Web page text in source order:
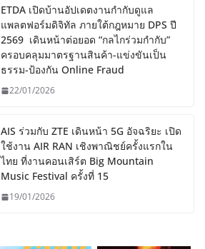
ETDA เปิดบ้านอัปเดตงานกำกับดูแล
แพลตฟอร์มดิจิทัล ภายใต้กฎหมาย DPS ปี
2569 เดินหน้าต่อยอด “กลไกร่วมกำกับ”
ครอบคลุมมาตรฐานสินค้า-แข่งขันเป็น
ธรรม-ป้องกัน Online Fraud
22/01/2026
AIS ร่วมกับ ZTE เดินหน้า 5G อัจฉริยะ เปิด
ใช้งาน AIR RAN เชิงพาณิชย์ครั้งแรกใน
ไทย ที่งานคอนเสิร์ต Big Mountain
Music Festival ครั้งที่ 15
19/01/2026